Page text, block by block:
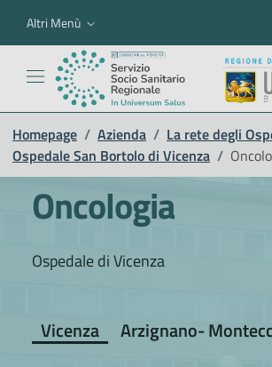
Altri Menù
Homepage / Azienda / La rete degli
Ospedale San Bortolo di Vicenza /
Oncologia
Ospedale di Vicenza
Vicenza Arzignano-